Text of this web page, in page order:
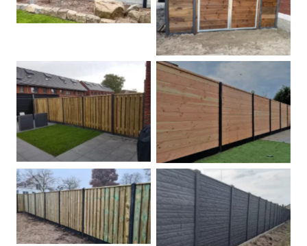
Dubbele poort
Betonpalen schutting Douglas
Hout beton schuttingen Rots motief antraciet